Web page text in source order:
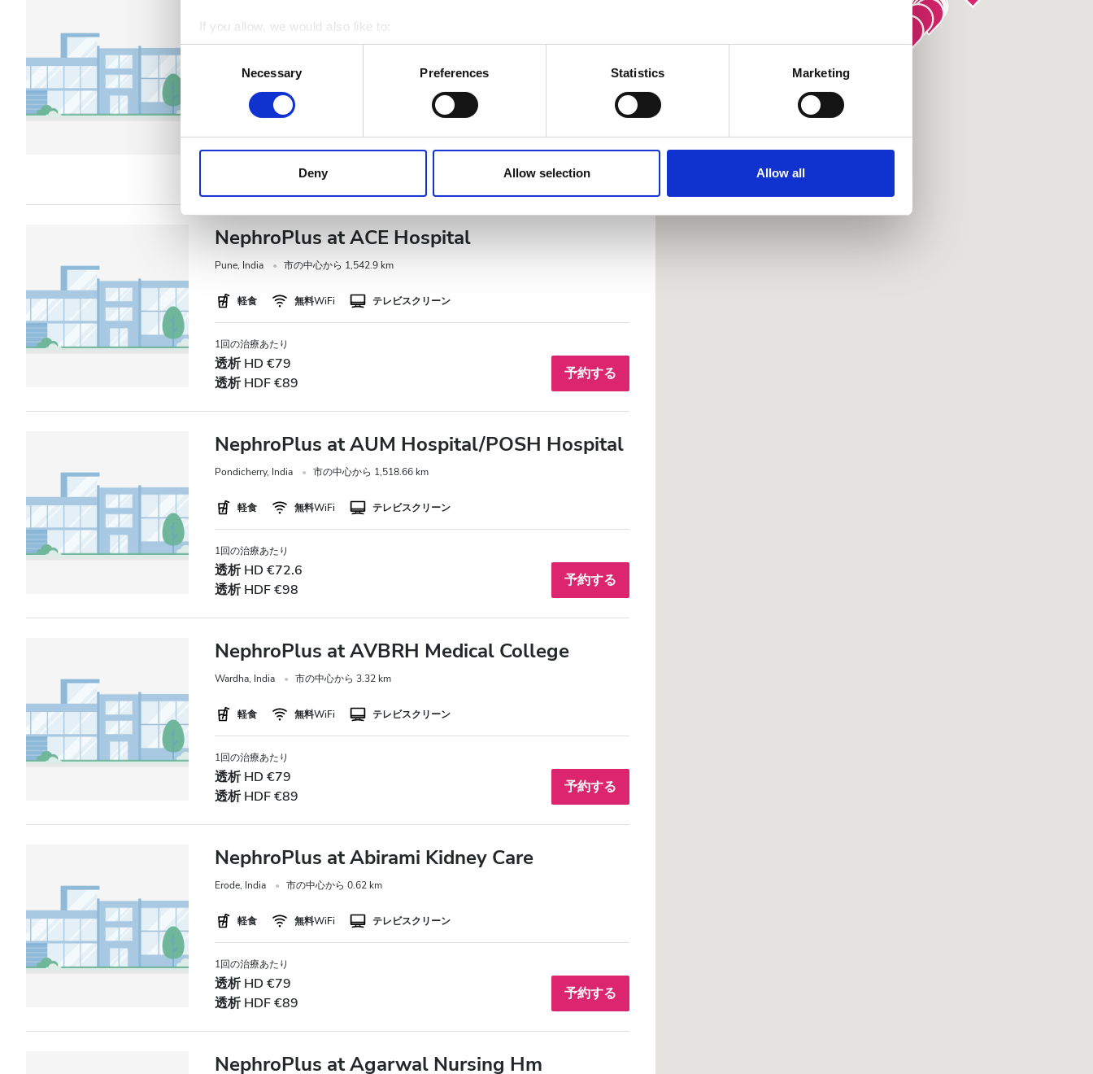
If you allow, we would also like to:
Collect information about your geographical location which can be accurate to within several meters
Identify your device by actively scanning it for specific characteristics (fingerprinting)
Find out more about how your personal data is processed and set your preferences in the
information about your use of our site with our social media, advertising and analytics partners who may combine it with
other information that you’ve provided to them or that they’ve collected from your use of their services. Read more about
Consent
Necessary Preferences Statistics Marketing
Deny Allow selection Allow all
Medical and Life Sciences
軽食 テレビスクリーン
1回の治療あたり
透析 HD €79
予約する
NephroPlus at ACE Hospital
Pune, India 市の中心から 1,542.9 km
軽食 無料WiFi テレビスクリーン
1回の治療あたり
透析 HD €79
透析 HDF €89
予約する
NephroPlus at AUM Hospital/POSH Hospital
Pondicherry, India 市の中心から 1,518.66 km
軽食 無料WiFi テレビスクリーン
1回の治療あたり
透析 HD €72.6
透析 HDF €98
予約する
NephroPlus at AVBRH Medical College
Wardha, India 市の中心から 3.32 km
軽食 無料WiFi テレビスクリーン
1回の治療あたり
透析 HD €79
透析 HDF €89
予約する
NephroPlus at Abirami Kidney Care
Erode, India 市の中心から 0.62 km
軽食 無料WiFi テレビスクリーン
1回の治療あたり
透析 HD €79
透析 HDF €89
予約する
NephroPlus at Agarwal Nursing Hm